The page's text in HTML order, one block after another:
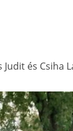
és Csiha